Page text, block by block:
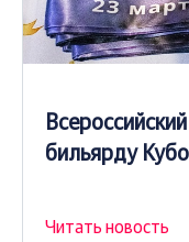
бильярду
Читать новость